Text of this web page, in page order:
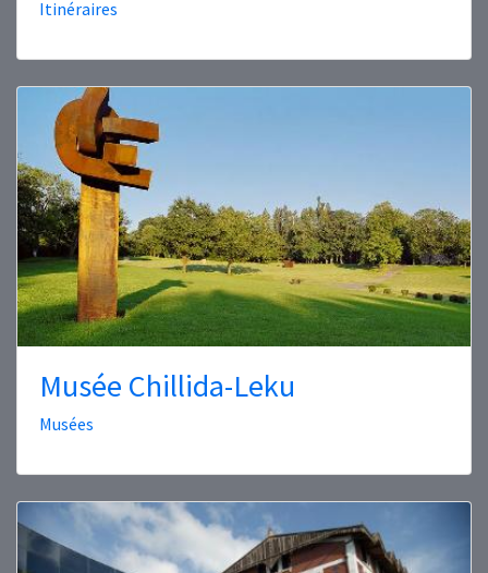
Itinéraires
Musée Chillida-Leku
Musées